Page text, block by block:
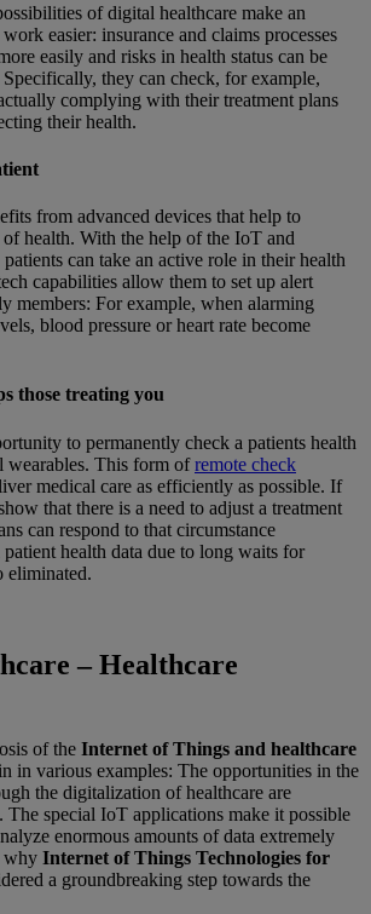
of digital healthcare make an
easier: insurance and claims processes
easily and risks in health status can be
Specifically, they can check, for example,
complying with their treatment plans
their health.
from advanced devices that help to
health. With the help of the IoT and
can take an active role in their health
capabilities allow them to set up alert
members: For example, when alarming
blood pressure or heart rate become
those treating you
to permanently check a patients health
wearables. This form ofremote check
medical care as efficiently as possible. If
that there is a need to adjust a treatment
can respond to that circumstance
health data due to long waits for
eliminated.
– Healthcare
of the Internet of Things and healthcare
in various examples: The opportunities in the
the digitalization of healthcare are
The special IoT applications make it possible
enormous amounts of data extremely
why Internet of Things Technologies for
a groundbreaking step towards the